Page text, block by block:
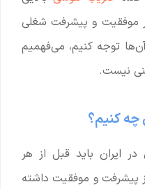
موفقیت و پیشرفت شغلی
توجه کنیم، می‌فهمیم
نیست.
چه کنیم؟
ایران باید قبل از هر
و موفقیت داشته